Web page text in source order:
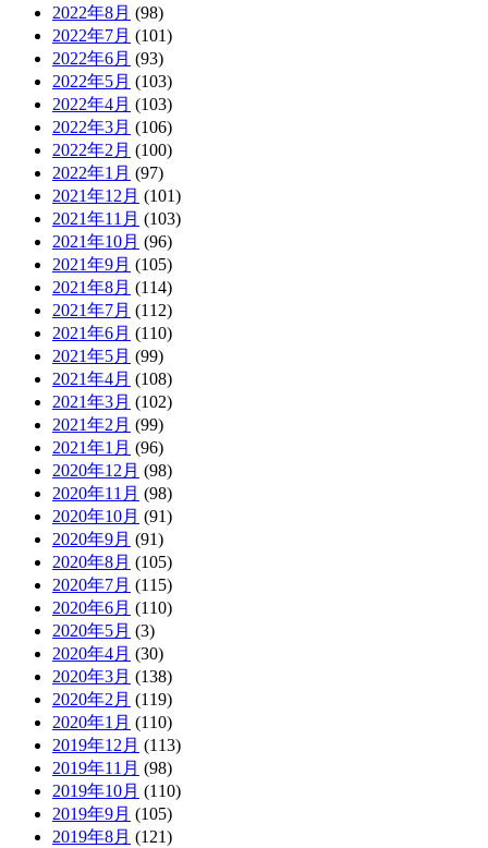
2022年8月 (98)
2022年7月 (101)
2022年6月 (93)
2022年5月 (103)
2022年4月 (103)
2022年3月 (106)
2022年2月 (100)
2022年1月 (97)
2021年12月 (101)
2021年11月 (103)
2021年10月 (96)
2021年9月 (105)
2021年8月 (114)
2021年7月 (112)
2021年6月 (110)
2021年5月 (99)
2021年4月 (108)
2021年3月 (102)
2021年2月 (99)
2021年1月 (96)
2020年12月 (98)
2020年11月 (98)
2020年10月 (91)
2020年9月 (91)
2020年8月 (105)
2020年7月 (115)
2020年6月 (110)
2020年5月 (3)
2020年4月 (30)
2020年3月 (138)
2020年2月 (119)
2020年1月 (110)
2019年12月 (113)
2019年11月 (98)
2019年10月 (110)
2019年9月 (105)
2019年8月 (121)